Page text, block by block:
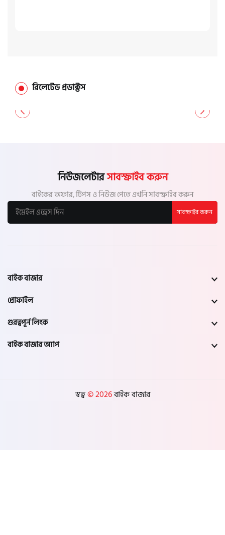
রিলেটেড প্রডাক্টস
নিউজলেটারসাবস্ক্রাইব করুন
বাইকের অফার, টিপস ও নিউজ পেতে এখনি সাবস্ক্রাইব করুন
সাবস্ক্রাইব করুন
বাইক বাজার
প্রোফাইল
গুরত্বপূর্ন লিংক
বাইক বাজার অ্যাপ
স্বত্ব© 2026বাইক বাজার